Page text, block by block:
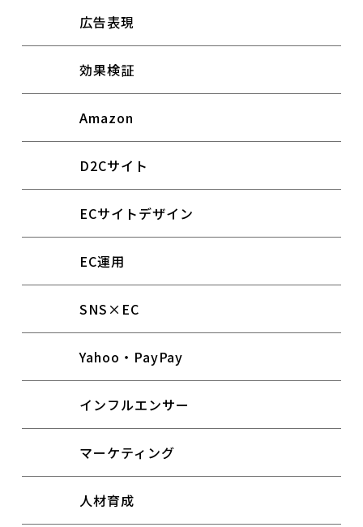
広告表現
効果検証
Amazon
D2Cサイト
ECサイトデザイン
EC運用
SNS×EC
Yahoo・PayPay
インフルエンサー
マーケティング
人材育成